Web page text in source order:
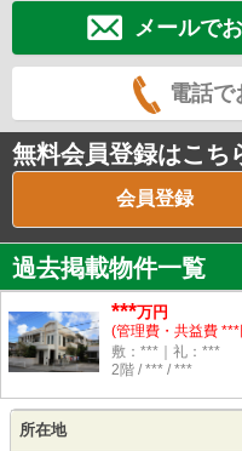
メールで
電話で
無料会員登録はこち
会員登録
過去掲載物件一覧
***万円
(管理費・共益費
敷：***｜礼：***
2階 / *** / ***
所在地